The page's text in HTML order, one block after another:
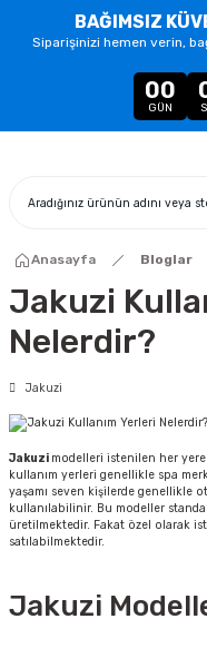
BAĞIMSIZ
Siparişinizi hemen verin,
00
GÜN
Anasayfa Bloglar
Jakuzi
Nelerdir?
Jakuzi
Jakuzi modelleri istenilen her
kullanım yerleri genellikle spa
yaşamı seven kişilerde genellikle
kullanılabilinir. Bu modeller
üretilmektedir. Fakat özel olarak
satılabilmektedir.
Jakuzi